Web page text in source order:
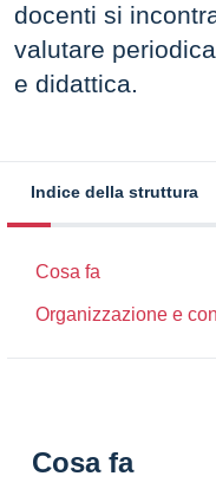
docenti si
valutare
e didattica.
Indice della struttura
Cosa fa
Organizzazione e
Cosa fa